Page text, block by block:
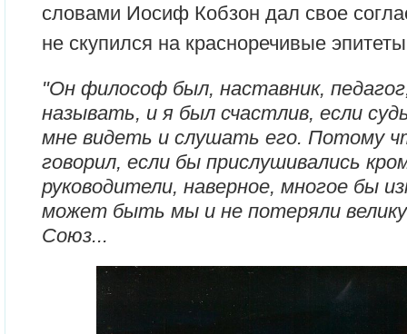
словами Иосиф Кобзон дал свое
не скупился на красноречивые
"Он философ был, наставник,
называть, и я был счастлив, если
мне видеть и слушать его. Потому
говорил, если бы прислушивались
руководители, наверное, многое бы
может быть мы и не потеряли
Союз...